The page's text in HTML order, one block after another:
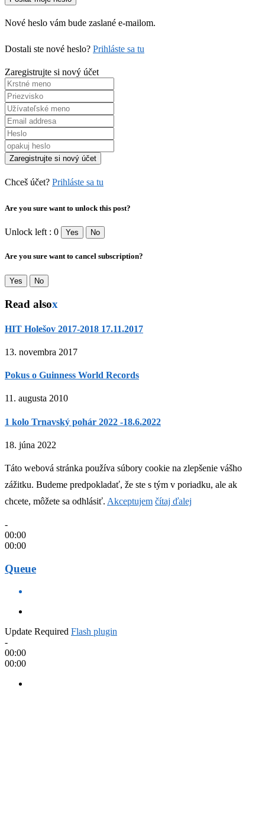
Nové heslo vám bude zaslané e-mailom.
Dostali ste nové heslo? Prihláste sa tu
Zaregistrujte si nový účet
Chceš účet? Prihláste sa tu
Are you sure want to unlock this post?
Unlock left : 0 Yes No
Are you sure want to cancel subscription?
Yes No
Read alsox
HIT Holešov 2017-2018 17.11.2017
13. novembra 2017
Pokus o Guinness World Records
11. augusta 2010
1 kolo Trnavský pohár 2022 -18.6.2022
18. júna 2022
Táto webová stránka používa súbory cookie na zlepšenie vášho
zážitku. Budeme predpokladať, že ste s tým v poriadku, ale ak
chcete, môžete sa odhlásiť. Akceptujem čítaj ďalej
-
00:00
00:00
Queue
Update Required Flash plugin
-
00:00
00:00